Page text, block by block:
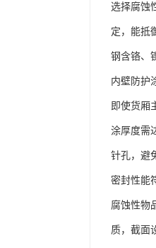
选择腐蚀
定，能抵
钢含铬、
内壁防护
即使货厢
涂厚度需
针孔，避
密封性能
腐蚀性物
质，截面